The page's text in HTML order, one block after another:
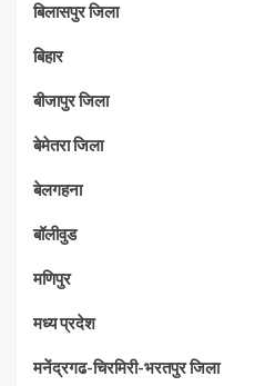
बिलासपुर जिला
बिहार
बीजापुर जिला
बेमेतरा जिला
बेलगहना
बॉलीवुड
मणिपुर
मध्‍य प्रदेश
मनेंद्रगढ-चिरमिरी-भरतपुर जिला